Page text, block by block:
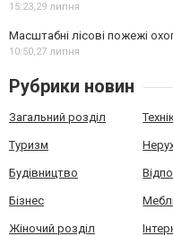
15:23,29 липня
Масштабні лісові пожежі
10:50,27 липня
Рубрики новин
Загальний розділ
Туризм
Будівництво
Бізнес
Жіночий розділ